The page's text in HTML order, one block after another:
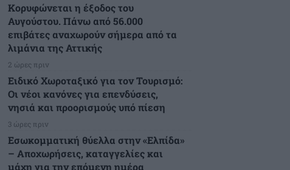
Κορυφώνεται η έξοδος του
Αυγούστου. Πάνω από 56.000
επιβάτες αναχωρούν σήμερα από τα
λιμάνια της Αττικής
2 ώρες πριν
Ειδικό Χωροταξικό για τον Τουρισμό:
Οι νέοι κανόνες για επενδύσεις,
νησιά και προορισμούς υπό πίεση
3 ώρες πριν
Εσωκομματική θύελλα στην «Ελπίδα»
– Αποχωρήσεις, καταγγελίες και
μάχη για την επόμενη ημέρα